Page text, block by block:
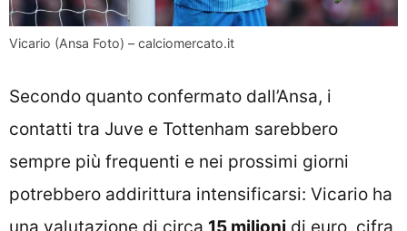
Vicario (Ansa Foto) – calciomercato.it
Secondo quanto confermato dall’Ansa, i
contatti tra Juve e Tottenham sarebbero
sempre più frequenti e nei prossimi giorni
potrebbero addirittura intensificarsi: Vicario ha